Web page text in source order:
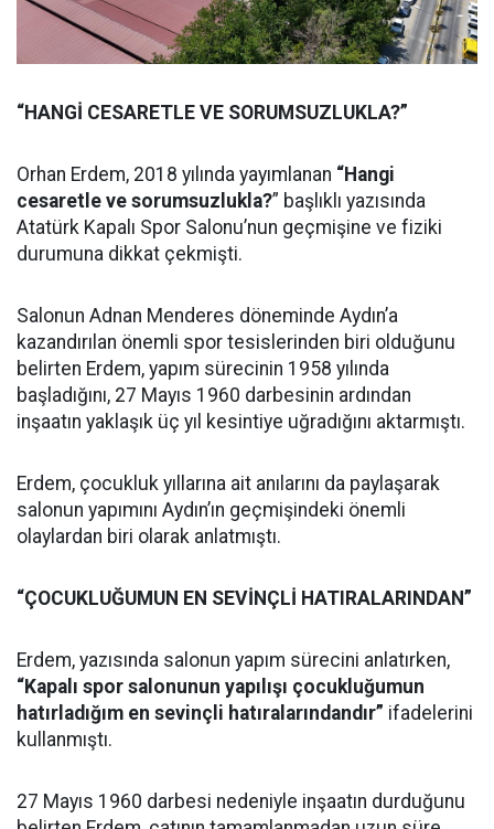
“HANGİ CESARETLE VE SORUMSUZLUKLA?”
Orhan Erdem, 2018 yılında yayımlanan “Hangi
cesaretle ve sorumsuzlukla?” başlıklı yazısında
Atatürk Kapalı Spor Salonu’nun geçmişine ve fiziki
durumuna dikkat çekmişti.
Salonun Adnan Menderes döneminde Aydın’a
kazandırılan önemli spor tesislerinden biri olduğunu
belirten Erdem, yapım sürecinin 1958 yılında
başladığını, 27 Mayıs 1960 darbesinin ardından
inşaatın yaklaşık üç yıl kesintiye uğradığını aktarmıştı.
Erdem, çocukluk yıllarına ait anılarını da paylaşarak
salonun yapımını Aydın’ın geçmişindeki önemli
olaylardan biri olarak anlatmıştı.
“ÇOCUKLUĞUMUN EN SEVİNÇLİ HATIRALARINDAN”
Erdem, yazısında salonun yapım sürecini anlatırken,
“Kapalı spor salonunun yapılışı çocukluğumun
hatırladığım en sevinçli hatıralarındandır” ifadelerini
kullanmıştı.
27 Mayıs 1960 darbesi nedeniyle inşaatın durduğunu